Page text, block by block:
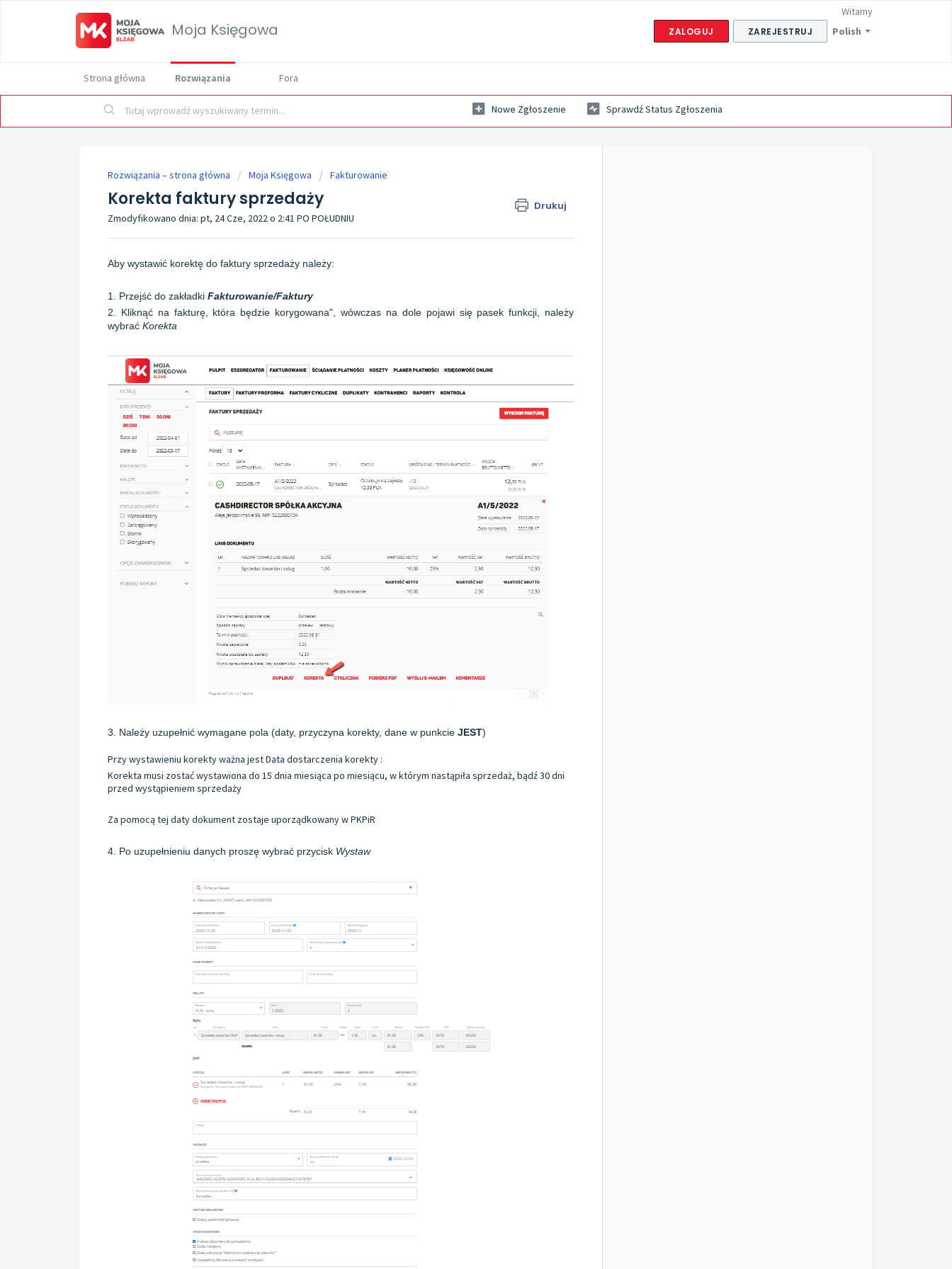
Moja Księgowa Polish
Witamy
ZALOGUJ ZAREJESTRUJ
Strona główna Rozwiązania Fora
Nowe Zgłoszenie Sprawdź Status Zgłoszenia
Rozwiązania – strona główna Moja Księgowa Fakturowanie
Korekta faktury sprzedaży Drukuj
Zmodyfikowano dnia: pt, 24 Cze, 2022 o 2:41 PO POŁUDNIU
Aby wystawić korektę do faktury sprzedaży należy:
1. Przejść do zakładki Fakturowanie/Faktury
2. Kliknąć na fakturę, która będzie korygowana", wówczas na dole pojawi się pasek funkcji, należy
wybrać Korekta
3. Należy uzupełnić wymagane pola (daty, przyczyna korekty, dane w punkcie JEST)
Przy wystawieniu korekty ważna jest Data dostarczenia korekty :
Korekta musi zostać wystawiona do 15 dnia miesiąca po miesiącu, w którym nastąpiła sprzedaż, bądź 30 dni
przed wystąpieniem sprzedaży
Za pomocą tej daty dokument zostaje uporządkowany w PKPiR
4. Po uzupełnieniu danych proszę wybrać przycisk Wystaw